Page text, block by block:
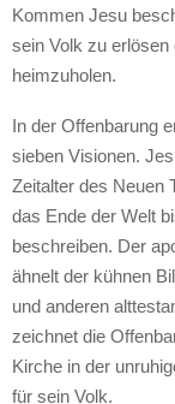
Kommen Jesu
sein Volk zu
heimzuholen.
In der Offenbarung
sieben Visionen.
Zeitalter des Neuen
das Ende der Welt
beschreiben. Der
ähnelt der kühnen
und anderen
zeichnet die
Kirche in der
für sein Volk.